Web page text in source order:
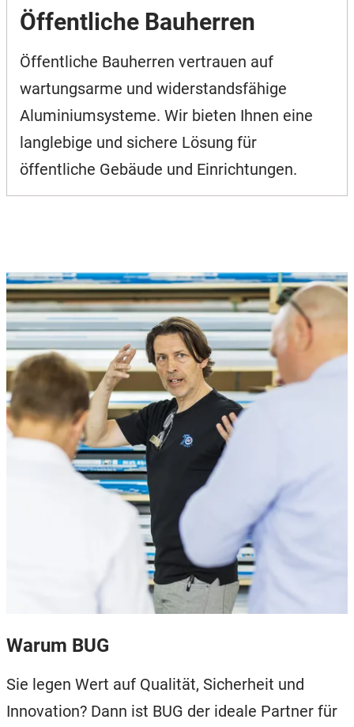
Öffentliche Bauherren
Öffentliche Bauherren vertrauen auf
wartungsarme und widerstandsfähige
Aluminiumsysteme. Wir bieten Ihnen eine
langlebige und sichere Lösung für
öffentliche Gebäude und Einrichtungen.
Warum BUG
Sie legen Wert auf Qualität, Sicherheit und
Innovation? Dann ist BUG der ideale Partner für